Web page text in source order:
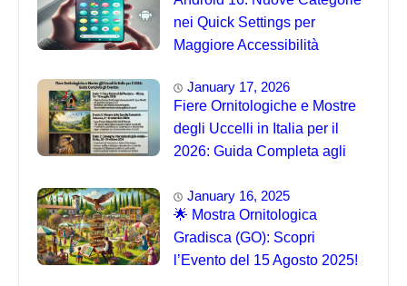
nei Quick Settings per
Maggiore Accessibilità
January 17, 2026
Fiere Ornitologiche e Mostre
degli Uccelli in Italia per il
2026: Guida Completa agli
January 16, 2025
🌟 Mostra Ornitologica
Gradisca (GO): Scopri
l’Evento del 15 Agosto 2025!